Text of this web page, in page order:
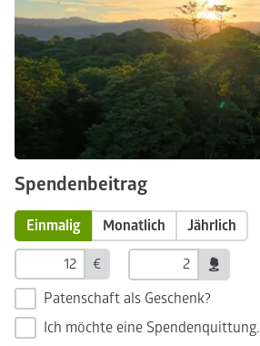
Spendenbeitrag
Einmalig Monatlich Jährlich
€
Patenschaft als Geschenk?
Ich möchte eine Spendenquittung.